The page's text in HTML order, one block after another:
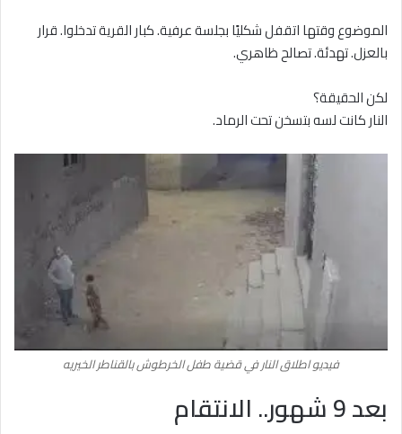
الموضوع وقتها اتقفل شكليًا بجلسة عرفية. كبار القرية تدخلوا. قرار
بالعزل. تهدئة. تصالح ظاهري.
لكن الحقيقة؟
النار كانت لسه بتسخن تحت الرماد.
فيديو اطلاق النار في قضية طفل الخرطوش بالقناطر الخيريه
بعد 9 شهور.. الانتقام